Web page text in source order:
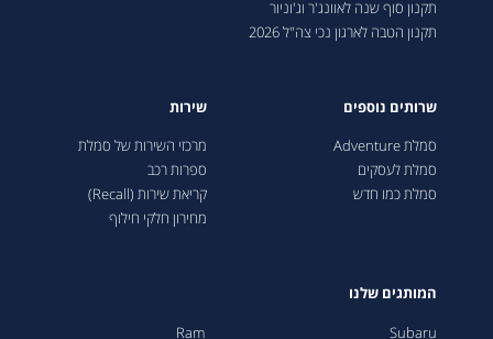
תקנון סוף שנה לאוונג'ר וג'וניור
תקנון הטבה לארגון נכי צה"ל 2026
שרותים נוספים
סמלת Adventure
סמלת לעסקים
סמלת כמו חדש
שירות
מרכזי השירות של סמלת
ספרות רכב
קריאת שירות (Recall)
מחירון חלקי חילוף
המותגים שלנו
Subaru
Ram